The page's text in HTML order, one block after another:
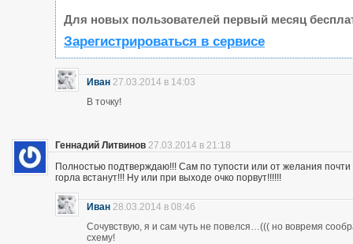
Для новых пользователей первый месяц
Зарегистрироваться в сервисе
Иван 27.03.2014 в 14:03
В точку!
Геннадий Литвинов 27.03.2014 в 21:18
Полностью подтверждаю!!! Сам по тупости или от желания
горла встанут!!! Ну или при выходе очко порвут!!!!!!
Иван 28.03.2014 в 08:46
Сочувствую, я и сам чуть не повелся…((( но вовремя
схему!